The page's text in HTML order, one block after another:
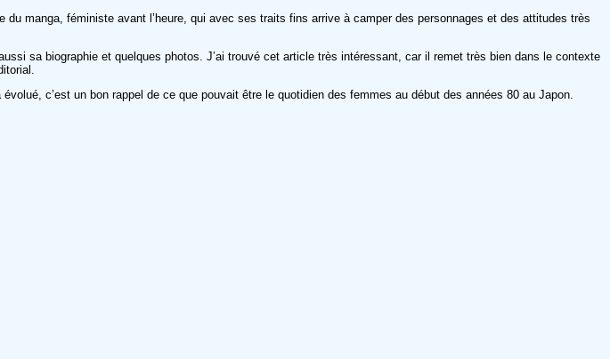
manga, féministe avant l’heure, qui avec ses traits fins arrive à camper des personnages et des attitudes très
aussi sa biographie et quelques photos. J’ai trouvé cet article très intéressant, car il remet très bien dans le contexte
c’est un bon rappel de ce que pouvait être le quotidien des femmes au début des années 80 au Japon.